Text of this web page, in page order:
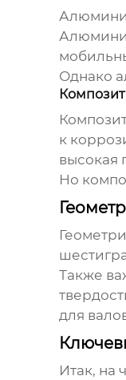
Однако
к
высокая
Но
Также
для
Итак, на